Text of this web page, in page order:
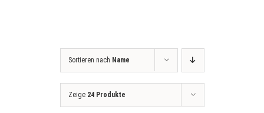
Sortieren nach Name
Zeige 24 Produkte